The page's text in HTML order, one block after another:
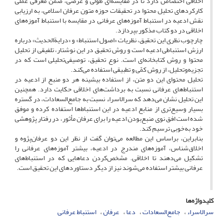
کارکردهای تحلیل محتوا در تحقیقات حوزه متون عرفان اسلامی، به ارزیابی
نقش ادعیه در استنباط آموزه‌‌های عرفانی در مقایسه با استنباط آموزه‌های
اخلاقی در دو کتاب مذکور بپردازد.
چارچوب نظری این تحقیق، نظریات «اصول استنباط» و «درایة‌‌‌‌‌‌‌‌‌‌‌‌‌‌‌‌الحدیث» درباره
ارزش استنباطی ادعیه است و روش تحقیق در ‌این نوشتار، تلفیقی از تحلیل
محتوا و روش کتابخانه‌ای است. نوع تحقیق، توصیفی‌تحلیلی است که در
تجزیه‌و‌تحلیل، از روش‌ کمّی و تطبیقی استفاده می‌کند.
تحلیل محتوای این دو متن، از استفاده بیشینه هر‌ دو منبع از ادعیه در
استنباط‌های عرفانی نسبت به برداشت‌های اخلاقی حکایت دارد. همچنین
این تحلیل نشان می‌دهد که سرالاسراء نسبت به جامع‌السعادات، در گستره
بسیار وسیع‌تری از منابع ادعیه در‌ این استنباط‌ها استفاده کرده و موفق
شده است افق نوی منبع‌بودن ادعیه را برای عرفان مأثور، در رفتار پژوهشی
خود به‌خوبی ترسیم کند.
بنابراین، بر‌اساس این مطالعه‌ می‌توان گفت از‌ نظر این دو عرفان‌پژوه و
اخلاق‌شناس، آموزه‌های مندرج در ادعیه، بیشتر آموزه‌های عرفانی را
تشکیل می‌دهند تا اخلاقی. مشخص‌کردن دعاهایی که در استنباط‌های
عرفانی بیشتر استفاده می‌شوند نیز از دیگر دستاوردهای این تحقیق است.
کلیدواژه‌ها
سرالاسراء
جامع‌السعادات دعا عرفان استنباط عرفانی